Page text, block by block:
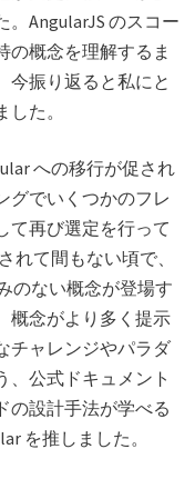
AngularJS のスコー
の概念を理解するま
今振り返ると私にと
た。
への移行が促され
グでいくつかのフレ
て再び選定を行って
れて間もない頃で、
のない概念が登場す
概念がより多く提示
チャレンジやパラダ
、公式ドキュメント
の設計手法が学べる
を推しました。